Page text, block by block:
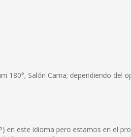
180°, Salón Cama; dependiendo del
en este idioma pero estamos en el